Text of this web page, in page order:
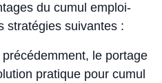
du cumul emploi-
stratégies suivantes :
le portage
pratique pour cumul